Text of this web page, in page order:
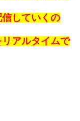
していくの
アルタイムで